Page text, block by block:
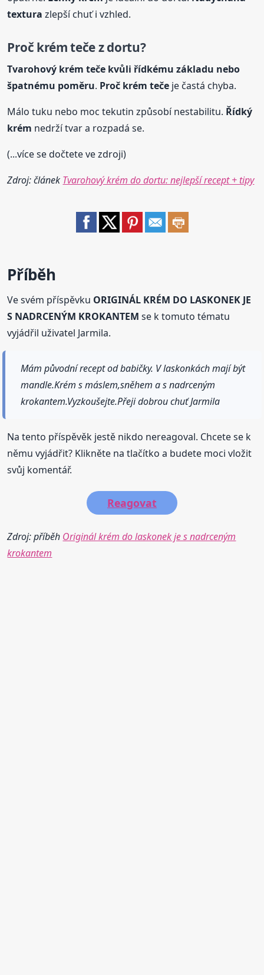
textura zlepší chuť i vzhled.
Proč krém teče z dortu?
Tvarohový krém teče kvůli řídkému základu nebo
špatnému poměru. Proč krém teče je častá chyba.
Málo tuku nebo moc tekutin způsobí nestabilitu. Řídký
krém nedrží tvar a rozpadá se.
(...více se dočtete ve zdroji)
Zdroj: článek Tvarohový krém do dortu: nejlepší recept + tipy
Příběh
Ve svém příspěvku ORIGINÁL KRÉM DO LASKONEK JE
S NADRCENÝM KROKANTEM se k tomuto tématu
vyjádřil uživatel Jarmila.
Mám původní recept od babičky. V laskonkách mají být
mandle.Krém s máslem,sněhem a s nadrceným
krokantem.Vyzkoušejte.Přeji dobrou chuť Jarmila
Na tento příspěvěk jestě nikdo nereagoval. Chcete se k
němu vyjádřit? Klikněte na tlačítko a budete moci vložit
svůj komentář.
Reagovat
Zdroj: příběh Originál krém do laskonek je s nadrceným
krokantem